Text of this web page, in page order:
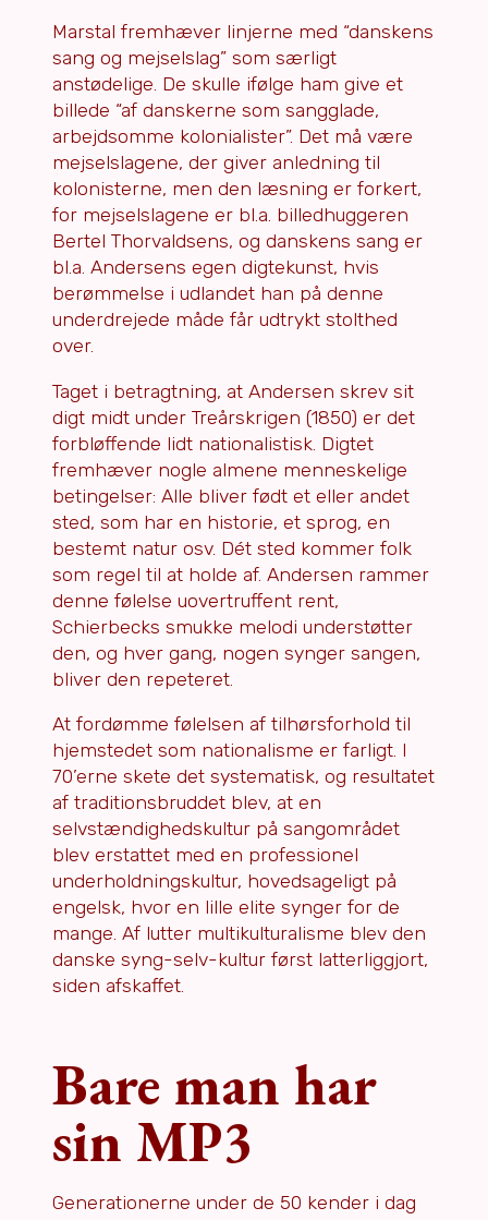
Marstal fremhæver linjerne med “danskens
sang og mejselslag” som særligt
anstødelige. De skulle ifølge ham give et
billede “af danskerne som sangglade,
arbejdsomme kolonialister”. Det må være
mejselslagene, der giver anledning til
kolonisterne, men den læsning er forkert,
for mejselslagene er bl.a. billedhuggeren
Bertel Thorvaldsens, og danskens sang er
bl.a. Andersens egen digtekunst, hvis
berømmelse i udlandet han på denne
underdrejede måde får udtrykt stolthed
over.
Taget i betragtning, at Andersen skrev sit
digt midt under Treårskrigen (1850) er det
forbløffende lidt nationalistisk. Digtet
fremhæver nogle almene menneskelige
betingelser: Alle bliver født et eller andet
sted, som har en historie, et sprog, en
bestemt natur osv. Dét sted kommer folk
som regel til at holde af. Andersen rammer
denne følelse uovertruffent rent,
Schierbecks smukke melodi understøtter
den, og hver gang, nogen synger sangen,
bliver den repeteret.
At fordømme følelsen af tilhørsforhold til
hjemstedet som nationalisme er farligt. I
70’erne skete det systematisk, og resultatet
af traditionsbruddet blev, at en
selvstændighedskultur på sangområdet
blev erstattet med en professionel
underholdningskultur, hovedsageligt på
engelsk, hvor en lille elite synger for de
mange. Af lutter multikulturalisme blev den
danske syng-selv-kultur først latterliggjort,
siden afskaffet.
Bare man har
sin MP3
Generationerne under de 50 kender i dag